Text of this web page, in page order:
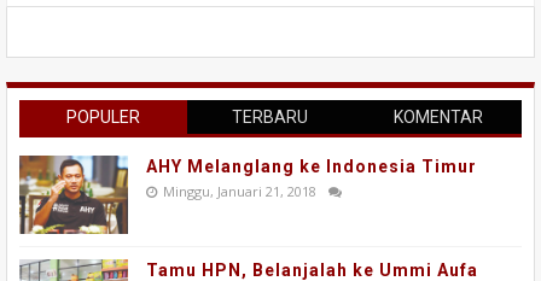
POPULER TERBARU KOMENTAR
AHY Melanglang ke Indonesia Timur
Minggu, Januari 21, 2018
Tamu HPN, Belanjalah ke Ummi Aufa